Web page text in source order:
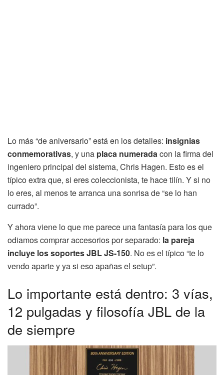
Lo más “de aniversario” está en los detalles: insignias
conmemorativas, y una placa numeradacon la firma del
ingeniero principal del sistema, Chris Hagen. Esto es el
típico extra que, si eres coleccionista, te hace tilín. Y si no
lo eres, al menos te arranca una sonrisa de “se lo han
currado”.
Y ahora viene lo que me parece una fantasía para los que
odiamos comprar accesorios por separado: la pareja
incluye los soportes JBL JS-150. No es el típico “te lo
vendo aparte y ya si eso apañas el setup”.
Lo importante está dentro: 3 vías,
12 pulgadas y filosofía JBL de la
de siempre